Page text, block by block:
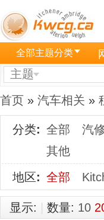
全部主题分类
主题
首页 » 汽车相关 »
分类: 全部 汽
其他
地区: 全部
显示: 数量: 10